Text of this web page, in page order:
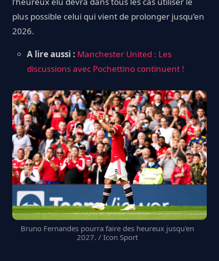
plus possible celui qui vient de prolonger jusqu’en
2026.
A lire aussi : Manchester United : Les
discussions avec Pochettino continuent !
Bruno Fernandes pourra faire des heureux jusqu'en
2027. / Icon Sport